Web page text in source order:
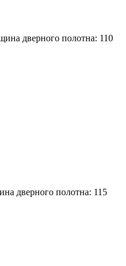
дверного полотна: 110
дверного полотна: 115